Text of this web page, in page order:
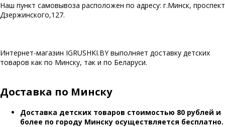
Наш пункт самовывоза расположен по адресу: г.Минск, проспект
Дзержинского,127.
Интернет-магазин IGRUSHKI.BY выполняет доставку детских
товаров как по Минску, так и по Беларуси.
Доставка по Минску
Доставка детских товаров стоимостью 80 рублей и
более по городу Минску осуществляется бесплатно.